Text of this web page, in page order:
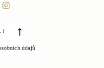
údajů